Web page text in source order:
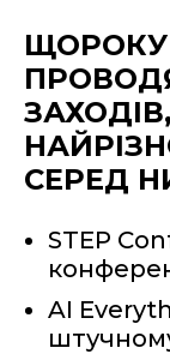
ЩОРОКУ
СЕРЕД
STEP
AI